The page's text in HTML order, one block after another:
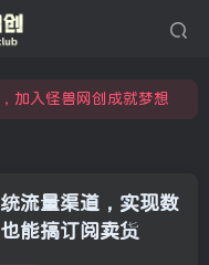
加入怪兽网创成就梦想
流量渠道，实现数
能搞订阅卖货